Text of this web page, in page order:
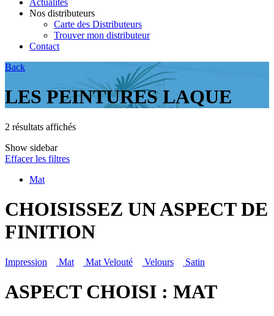
Actualités
Nos distributeurs
Carte des Distributeurs
Trouver mon distributeur
Contact
Back
LES PEINTURES LAQUE
2 résultats affichés
Show sidebar
Effacer les filtres
Mat
CHOISISSEZ UN ASPECT DE
FINITION
Impression Mat Mat Velouté Velours Satin
ASPECT CHOISI : MAT